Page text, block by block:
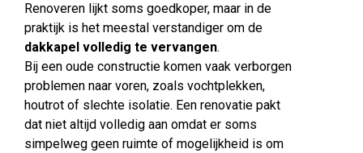
Renoveren lijkt soms goedkoper, maar in de
praktijk is het meestal verstandiger om de
dakkapel volledig te vervangen.
Bij een oude constructie komen vaak verborgen
problemen naar voren, zoals vochtplekken,
houtrot of slechte isolatie. Een renovatie pakt
dat niet altijd volledig aan omdat er soms
simpelweg geen ruimte of mogelijkheid is om